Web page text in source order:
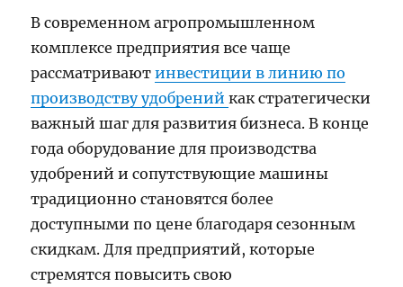
В современном агропромышленном
комплексе предприятия все чаще
рассматриваютинвестиции в линию по
производству удобренийкак стратегически
важный шаг для развития бизнеса. В конце
года оборудование для производства
удобрений и сопутствующие машины
традиционно становятся более
доступными по цене благодаря сезонным
скидкам. Для предприятий, которые
стремятся повысить свою